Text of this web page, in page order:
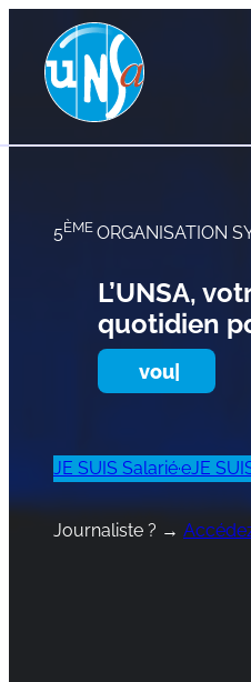
5ÈMEORGANISATION
L’UNSA,
quotidien
vous d
JE SUIS Salarié·eJE
Journaliste ? →